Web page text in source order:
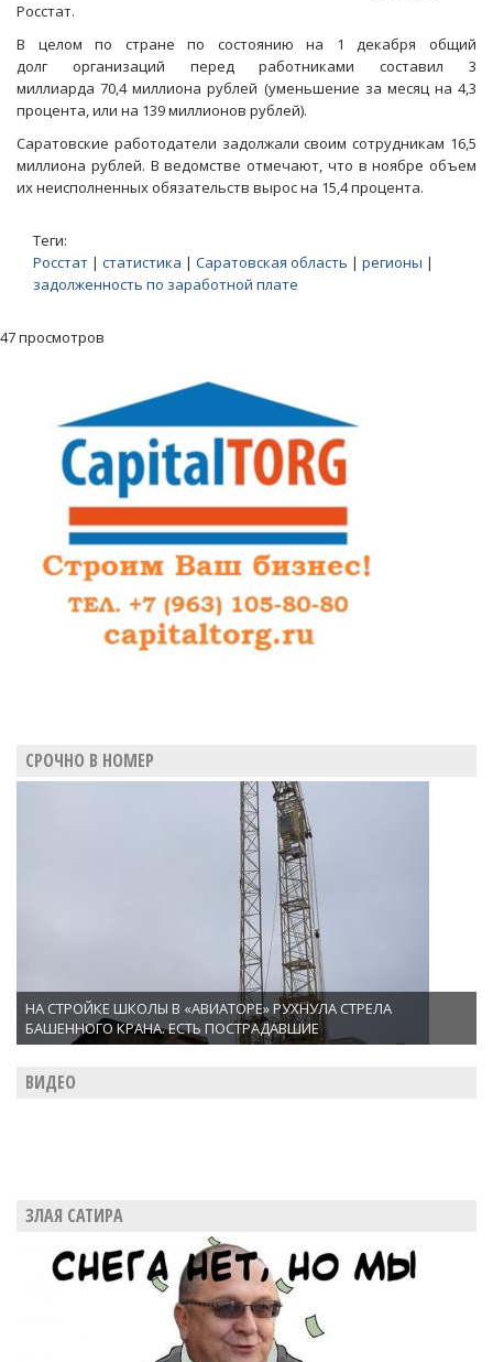
Росстат.
В целом по стране по состоянию на 1 декабря общий
долг организаций перед работниками составил 3
миллиарда 70,4 миллиона рублей (уменьшение за месяц на 4,3
процента, или на 139 миллионов рублей).
Саратовские работодатели задолжали своим сотрудникам 16,5
миллиона рублей. В ведомстве отмечают, что в ноябре объем
их неисполненных обязательств вырос на 15,4 процента.
Теги:
Росстат | статистика | Саратовская область | регионы |
задолженность по заработной плате
47 просмотров
СРОЧНО В НОМЕР
НА СТРОЙКЕ ШКОЛЫ В «АВИАТОРЕ» РУХНУЛА СТРЕЛА
БАШЕННОГО КРАНА. ЕСТЬ ПОСТРАДАВШИЕ
ВИДЕО
ЗЛАЯ САТИРА